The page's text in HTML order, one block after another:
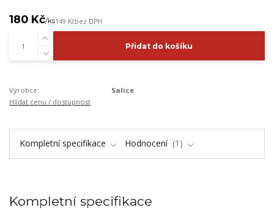
180 Kč/ks149 Kčbez DPH
Přidat do košíku
Výrobce:
Salice
Hlídat cenu / dostupnost
Kompletní specifikace Hodnocení 1
Kompletní specifikace